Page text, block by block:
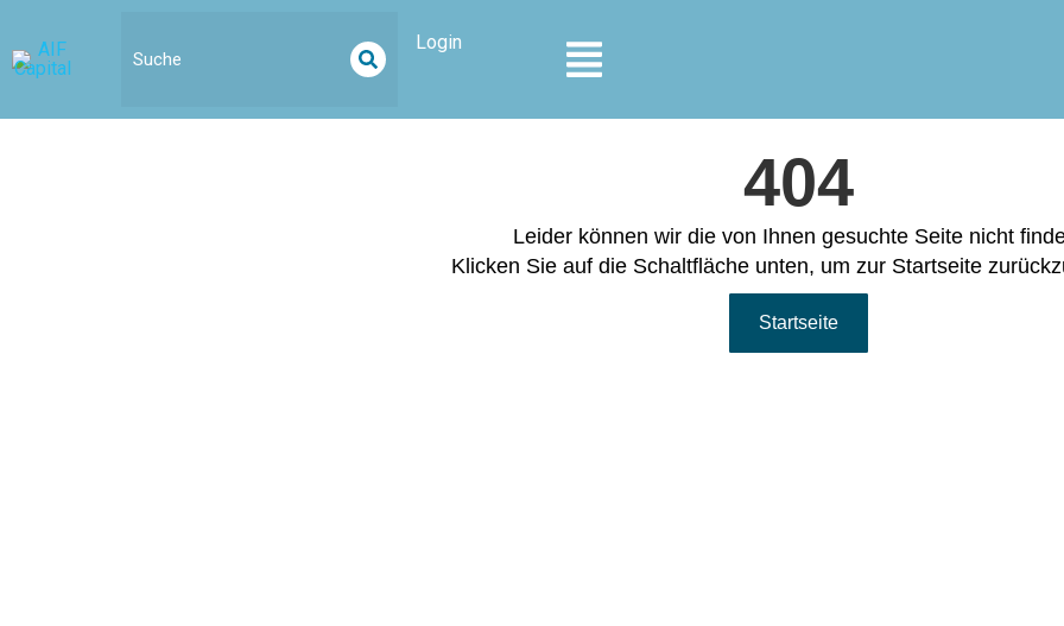
Login
404
Leider können wir die von Ihnen gesuchte Seite nicht
Klicken Sie auf die Schaltfläche unten, um zur Startseite
Startseite